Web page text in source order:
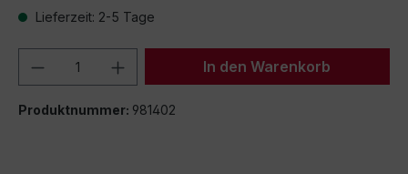
Lieferzeit: 2-5 Tage
Produkt Anzahl: Gib denIn den Warenkorb
Produktnummer: 981402